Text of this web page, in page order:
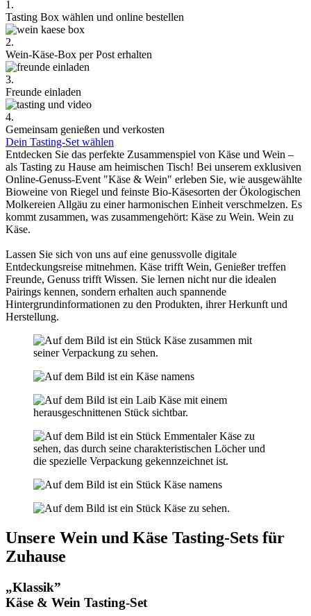
1.
Tasting Box wählen und online bestellen
2.
Wein-Käse-Box per Post erhalten
3.
Freunde einladen
4.
Gemeinsam genießen und verkosten
Dein Tasting-Set wählen
Entdecken Sie das perfekte Zusammenspiel von Käse und Wein –
als Tasting zu Hause am heimischen Tisch! Bei unserem exklusiven
Online-Genuss-Event "Käse & Wein" erleben Sie, wie ausgewählte
Bioweine von Riegel und feinste Bio-Käsesorten der Ökologischen
Molkereien Allgäu zu einer harmonischen Einheit verschmelzen. Es
kommt zusammen, was zusammengehört: Käse zu Wein. Wein zu
Käse.
Lassen Sie sich von uns auf eine genussvolle digitale
Entdeckungsreise mitnehmen. Käse trifft Wein, Genießer treffen
Freunde, Genuss trifft Wissen. Sie lernen nicht nur die idealen
Pairings kennen, sondern erhalten auch spannende
Hintergrundinformationen zu den Produkten, ihrer Herkunft und
Herstellung.
Unsere Wein und Käse Tasting-Sets für
Zuhause
„Klassik”
Käse & Wein Tasting-Set